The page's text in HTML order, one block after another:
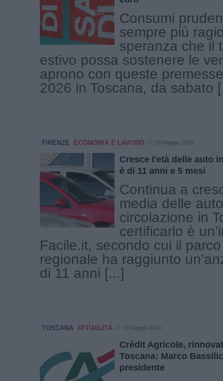
Consumi
sempre più
speranza che il
estivo possa sostenere le
aprono con queste
2026 in Toscana, da sabato
FIRENZE ECONOMIA E LAVORO 20 Maggio 2026
Cresce l'età delle auto
è di 11 anni e 5 mesi
Continua a
media delle
circolazione in
certificarlo è
Facile.it, secondo cui il
regionale ha raggiunto
di 11 anni [...]
TOSCANA ATTUALITÀ 13 Maggio 2026
Crédit Agricole,
Toscana: Marco
presidente